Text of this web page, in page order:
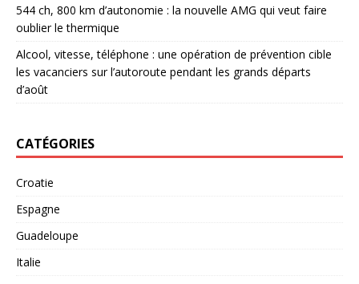
544 ch, 800 km d’autonomie : la nouvelle AMG qui veut faire
oublier le thermique
Alcool, vitesse, téléphone : une opération de prévention cible
les vacanciers sur l’autoroute pendant les grands départs
d’août
CATÉGORIES
Croatie
Espagne
Guadeloupe
Italie